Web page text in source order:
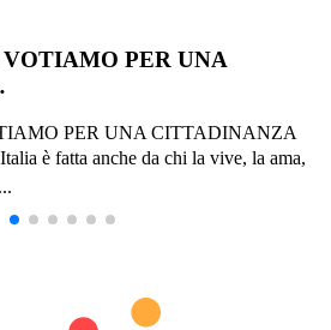
VOTIAMO PER UNA
PER UNA CITTADINANZA
è fatta anche da chi la vive, la ama,